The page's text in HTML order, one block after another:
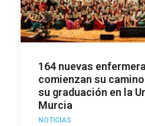
164 nuevas
comienzan su
su graduación en la
Murcia
NOTICIAS